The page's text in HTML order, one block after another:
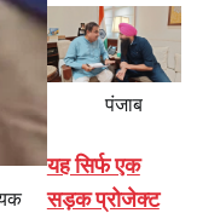
पंजाब
यह सिर्फ एक
सड़क प्रोजेक्ट